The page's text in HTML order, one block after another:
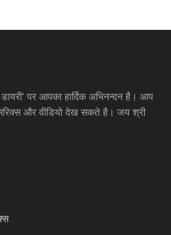
पर आपका हार्दिक अभिनन्दन है। आप
और वीडियो देख सकते है। जय श्री